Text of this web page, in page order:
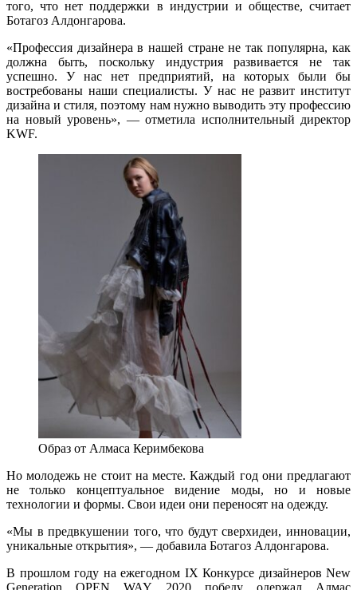
того, что нет поддержки в индустрии и обществе, считает
Ботагоз Алдонгарова.
«Профессия дизайнера в нашей стране не так популярна, как
должна быть, поскольку индустрия развивается не так
успешно. У нас нет предприятий, на которых были бы
востребованы наши специалисты. У нас не развит институт
дизайна и стиля, поэтому нам нужно выводить эту профессию
на новый уровень», — отметила исполнительный директор
KWF.
Образ от Алмаса Керимбекова
Но молодежь не стоит на месте. Каждый год они предлагают
не только концептуальное видение моды, но и новые
технологии и формы. Свои идеи они переносят на одежду.
«Мы в предвкушении того, что будут сверхидеи, инновации,
уникальные открытия», — добавила Ботагоз Алдонгарова.
В прошлом году на ежегодном IX Конкурсе дизайнеров New
Generation OPEN WAY 2020 победу одержал Алмас